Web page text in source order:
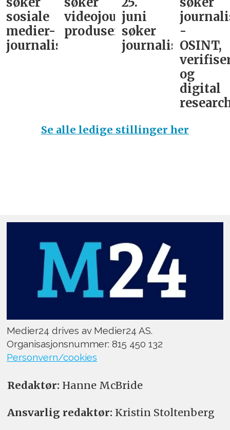
sosiale
medier-
journalist
videojournalist/podkast-
produsent
juni
søker
journalist
-
OSINT,
og
digital
Se alle ledige stillinger her
Medier24 drives av Medier24 AS.
Organisasjonsnummer: 815 450 132
Personvern/cookies
Redaktør: Hanne McBride
Ansvarlig redaktør: Kristin Stoltenberg